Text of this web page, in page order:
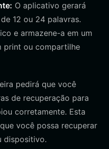
O aplicativo gerará
12 ou 24 palavras.
e armazene-a em um
print ou compartilhe
pedirá que você
de recuperação para
corretamente. Esta
você possa recuperar
dispositivo.